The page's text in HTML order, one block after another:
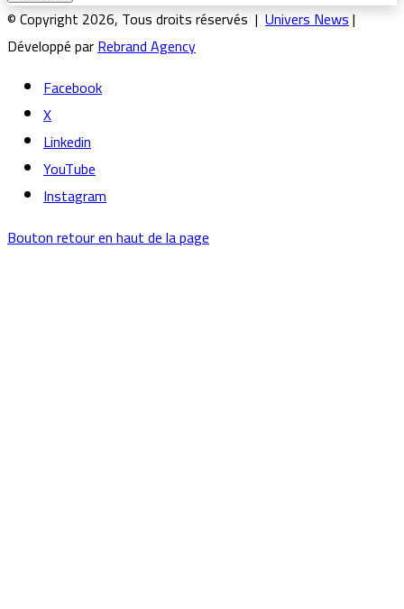
© Copyright 2026, Tous droits réservés |Univers News|
Développé parRebrand Agency
Facebook
X
Linkedin
YouTube
Instagram
Bouton retour en haut de la page